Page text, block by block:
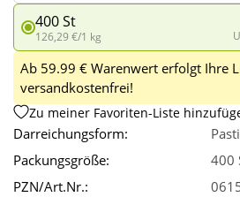
400 St
126,29 €/1 kg
Ab 59.99 € Warenwert erfolgt Ihre
versandkostenfrei!
Zu meiner Favoriten-Liste
Darreichungsform:
Packungsgröße:
400
PZN/Art.Nr.: